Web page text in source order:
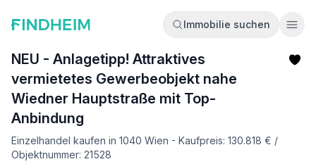
Immobilie suchen
NEU - Anlagetipp! Attraktives
vermietetes Gewerbeobjekt nahe
Wiedner Hauptstraße mit Top-
Anbindung
Einzelhandel kaufen in 1040 Wien - Kaufpreis: 130.818 € /
Objektnummer: 21528